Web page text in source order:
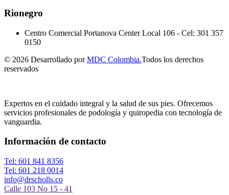
Rionegro
Centro Comercial Portanova Center Local 106 - Cel: 301 357
0150
© 2026 Desarrollado porMDC Colombia.Todos los derechos
reservados
Expertos en el cuidado integral y la salud de sus pies. Ofrecemos
servicios profesionales de podología y quiropedia con tecnología de
vanguardia.
Información de contacto
Tel: 601 841 8356
Tel: 601 218 0014
info@drscholls.co
Calle 103 No 15 - 41